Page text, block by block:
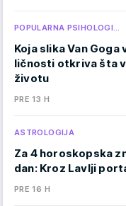
POPULARNA PSIHOLOGI…
Koja slika Van
ličnosti otkriva šta
životu
PRE 13 H
ASTROLOGIJA
Za 4 horoskopska
dan: Kroz Lavlji
PRE 16 H